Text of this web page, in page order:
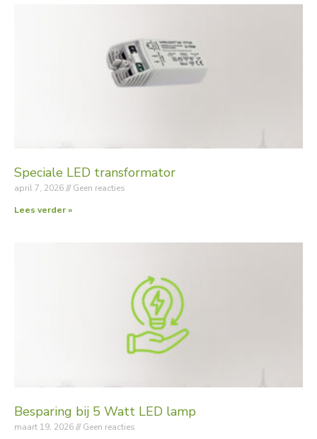
Speciale LED transformator
april 7, 2026
Geen reacties
Lees verder »
Besparing bij 5 Watt LED lamp
maart 19, 2026
Geen reacties